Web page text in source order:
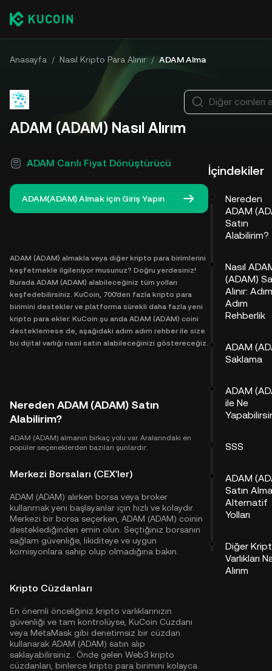
Anasayfa / Nasıl Kripto Para Alınır / ADAM Alma
ADAM (ADAM) Nasıl Alırım
ADAM Canlı Fiyat Dönüştürücü
ADAM(ADAM) Almak için Giriş Yapın
ADAM (ADAM) almakla veya diğer kripto para birimlerini
keşfetmekle ilgileniyor musunuz? Doğru yerdesiniz!
Burada ADAM (ADAM) alabileceğiniz tüm yolları
keşfedebilirsiniz. KuCoin, 700'den fazla kripto para
birimini destekler ve platforma sürekli daha fazla yeni
kripto para ekler. KuCoin şu anda ADAM (ADAM) coini
desteklemese de, aşağıdaki adım adım rehber ile size
bu dijital varlığı nasıl satın alabileceğinizi göstereceğiz.
Nereden ADAM (ADAM) Satın
Alabilirim?
ADAM (ADAM) almanın birkaç yolu var. Aralarındaki en
popüler seçeneklerden bazıları şunlardır:
Merkezi Borsaları (CEX'ler)
ADAM (ADAM) alırken borsa veya broker
kullanmak yeni başlayanlar için hızlı ve kolaydır.
Merkezi bir borsa seçerken, ADAM (ADAM) coinin
desteklediğinden emin olun. Seçtiğiniz borsanın
sağlam güvenliğe, likiditeye ve uygun
komisyonlara sahip olup olmadığına bakın.
Kripto Cüzdanları
En önemli önceliğiniz kripto varlıklarınızın
güvenliği ve tam kontrolüyse, KuCoin Cüzdanı
veya MetaMask gibi denetimsiz bir cüzdan
kullanarak ADAM (ADAM) satın alıp
saklayabilirsiniz.. Önde gelen Web3 kripto
cüzdanları, binlerce kripto para birimini kolayca
Diğer coinleri
İçindekiler
Nereden
ADAM
Satın
Alabilirim?
Nasıl
(ADAM)
Alınır: Adım
Adım
Rehberlik
ADAM
Saklama
ADAM
ile Ne
SSS
ADAM
Satın
Alternatif
Yolları
Diğer
Varlıkları
Alırım